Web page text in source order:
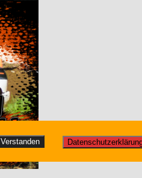
Verstanden